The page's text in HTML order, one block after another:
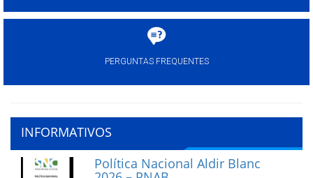
PERGUNTAS FREQUENTES
INFORMATIVOS
Política Nacional Aldir Blanc